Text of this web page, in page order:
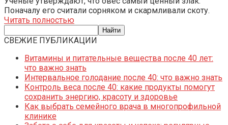
Поначалу его считали сорняком и скармливали скоту.
Читать полностью
СВЕЖИЕ ПУБЛИКАЦИИ
Витамины и питательные вещества после 40 лет:
что важно знать
Интервальное голодание после 40: что важно знать
Контроль веса после 40: какие продукты помогут
сохранить энергию, красоту и здоровье
Как выбрать семейного врача в многопрофильной
клинике